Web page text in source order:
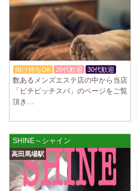
2025/03/28[渋谷駅]
大人の隠れ家 渋谷ルーム
初めまして、大人の隠れ家の女店長
時のセクハラを撲滅するために女
2025/03/28[亀有駅]
aroma Angel
セラピストさんを大募集しておりま
け持ちOK、完全個室待機など嬉し
2025/03/28
[東海学園前駅]
デビルキャット
24時間営業！自由シフトで好きな時
でゆっくり自分の好きな事ができ
掛け持ちOK 20代歓迎 30代歓迎
数あるメンズエステ店の中から当店
「ピチピッチスパ」のページをご覧
頂き…
SHINE～シャイン
高田馬場駅